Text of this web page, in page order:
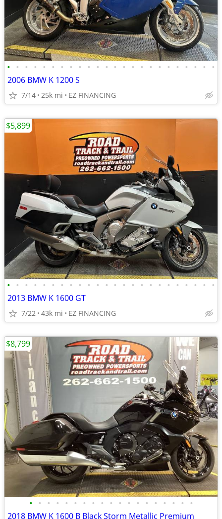
• • • • • • • • • • • • • • • • • • • • • • • •
2006 BMW K 1200 S
7/14 25k mi EZ FINANCING
• • • • • • • • • • • • • • • • • • • • • • • •
2013 BMW K 1600 GT
7/22 43k mi EZ FINANCING
$5,899
• • • • • • • • • • • • • • • • • • •
2018 BMW K 1600 B Black Storm Metallic Premium
$8,799